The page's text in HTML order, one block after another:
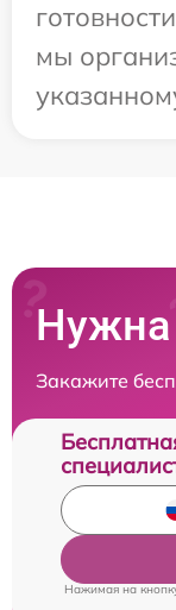
мы
Нужна
Закажите
Нажимая на